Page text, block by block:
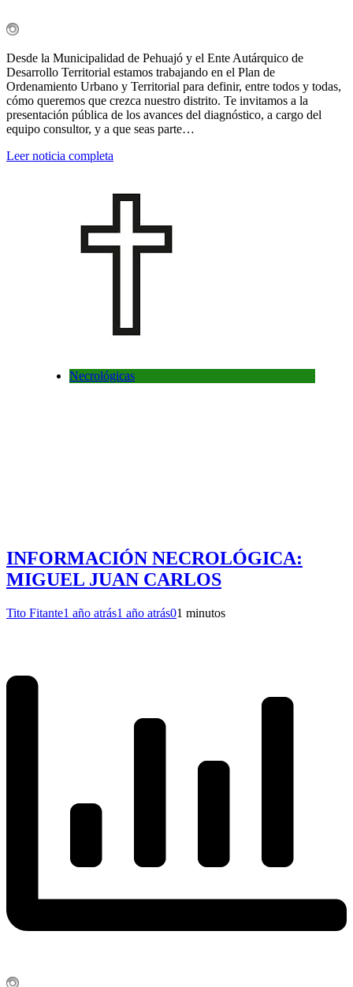
Desde la Municipalidad de Pehuajó y el Ente Autárquico de
Desarrollo Territorial estamos trabajando en el Plan de
Ordenamiento Urbano y Territorial para definir, entre todos y todas,
cómo queremos que crezca nuestro distrito. Te invitamos a la
presentación pública de los avances del diagnóstico, a cargo del
equipo consultor, y a que seas parte…
Leer noticia completa
Necrológicas
INFORMACIÓN NECROLÓGICA:
MIGUEL JUAN CARLOS
Tito Fitante1 año atrás1 año atrás01 minutos